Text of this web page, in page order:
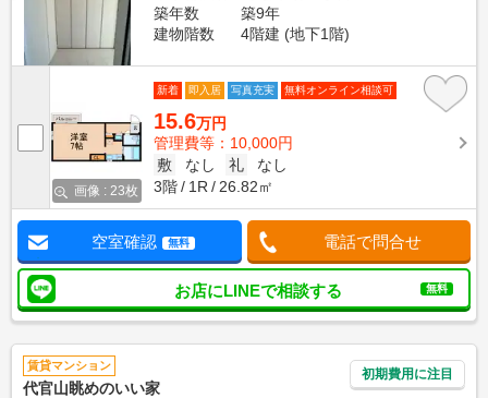
築年数
築9年
建物階数
4階建 (地下1階)
画像 : 23枚
新着 即入居 写真充実 無料オンライン相談可
15.6万円
管理費等：10,000円
敷
なし 礼
なし
3階
1R 26.82㎡
空室確認 無料 電話で問合せ
お店にLINEで相談する 無料
賃貸マンション
代官山眺めのいい家
初期費用に注目